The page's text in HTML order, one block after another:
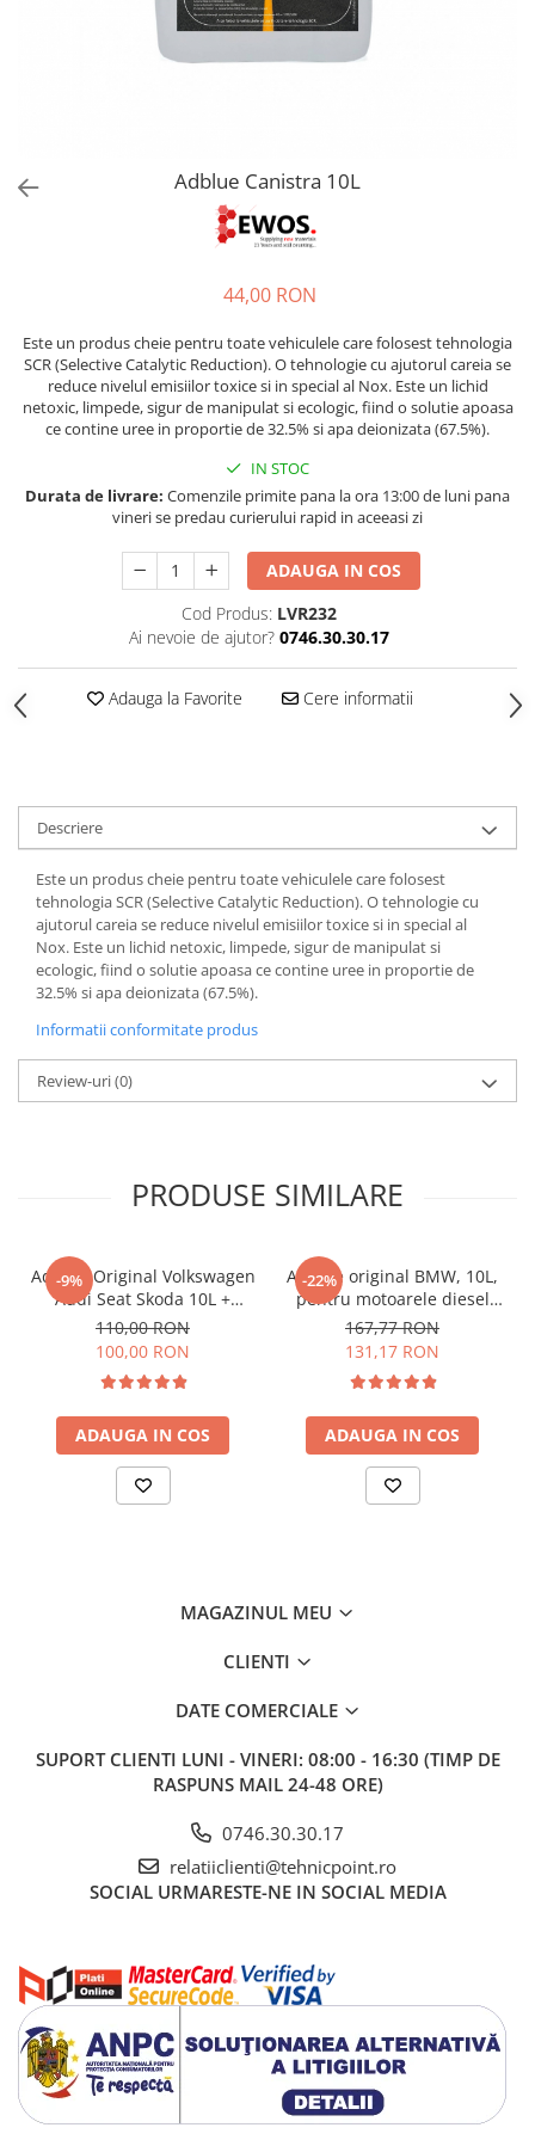
Bord | Plastice Interioare
Parfumuri | Odorizante
CEARA | SEALANT | TRATAMENTE
POLISH | SLEFUIRE | BURETI
LAVETE | PROSOAPE
ACCESORII | ECHIPAMENTE |
Adblue Canistra 10L
44,00 RON
Este un produs cheie pentru toate vehiculele care folosest tehnologia
SCR (Selective Catalytic Reduction). O tehnologie cu ajutorul careia se
reduce nivelul emisiilor toxice si in special al Nox. Este un lichid
netoxic, limpede, sigur de manipulat si ecologic, fiind o solutie apoasa
ce contine uree in proportie de 32.5% si apa deionizata (67.5%).
IN STOC
Durata de livrare: Comenzile primite pana la ora 13:00 de luni pana
vineri se predau curierului rapid in aceeasi zi
ADAUGA IN COS
Cod Produs: LVR232
Ai nevoie de ajutor? 0746.30.30.17
Adauga la Favorite Cere informatii
Descriere
Este un produs cheie pentru toate vehiculele care folosest
tehnologia SCR (Selective Catalytic Reduction). O tehnologie cu
ajutorul careia se reduce nivelul emisiilor toxice si in special al
Nox. Este un lichid netoxic, limpede, sigur de manipulat si
ecologic, fiind o solutie apoasa ce contine uree in proportie de
32.5% si apa deionizata (67.5%).
Informatii conformitate produs
Review-uri(0)
PRODUSE SIMILARE
-9%
AdBlue Original Volkswagen
Audi Seat Skoda 10L +
Cadou Aditiv Adblue
anticristalizant pentru 10L
AdBlue Guard
110,00 RON
100,00 RON
ADAUGA IN COS
-22%
AdBlue original BMW, 10L,
pentru motoarele diesel
Euro 6 + Cadou Aditiv
Adblue anticristalizant
pentru 10L AdBlue Guard
167,77 RON
131,17 RON
ADAUGA IN COS
MAGAZINUL MEU
CLIENTI
DATE COMERCIALE
SUPORT CLIENTI LUNI - VINERI: 08:00 - 16:30 (TIMP DE
RASPUNS MAIL 24-48 ORE)
0746.30.30.17
relatiiclienti@tehnicpoint.ro
SOCIAL URMARESTE-NE IN SOCIAL MEDIA